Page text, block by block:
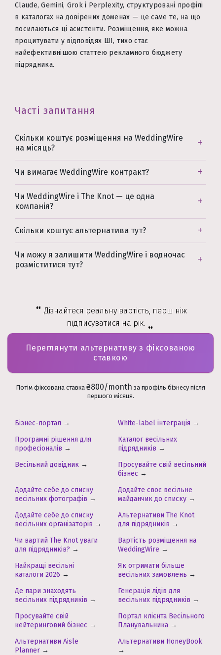
Claude, Gemini, Grok і Perplexity, структуровані профілі
в каталогах на довірених доменах — це саме те, на що
посилаються ці асистенти. Розміщення, яке можна
процитувати у відповідях ШІ, тихо стає
найефективнішою статтею рекламного бюджету
підрядника.
Часті запитання
Скільки коштує розміщення на WeddingWire
на місяць?
Чи вимагає WeddingWire контракт?
Чи WeddingWire і The Knot — це одна
компанія?
Скільки коштує альтернатива тут?
Чи можу я залишити WeddingWire і водночас
розміститися тут?
Дізнайтеся реальну вартість, перш ніж
підписуватися на рік.
Переглянути альтернативу з фіксованою
ставкою
Потім фіксована ставка ₴800/month за профіль бізнесу після
першого місяця.
Бізнес-портал → White-label інтеграція →
Програмні рішення для
професіоналів →
Каталог весільних
підрядників →
Весільний довідник →
Просувайте свій весільний
бізнес →
Додайте себе до списку
весільних фотографів →
Додайте своє весільне
майданчик до списку →
Додайте себе до списку
весільних організаторів →
Альтернативи The Knot
для підрядників →
Чи вартий The Knot уваги
для підрядників? →
Вартість розміщення на
WeddingWire →
Найкращі весільні
каталоги 2026 →
Як отримати більше
весільних замовлень →
Де пари знаходять
весільних підрядників →
Генерація лідів для
весільних підрядників →
Просувайте свій
кейтеринговий бізнес →
Портал клієнта Весільного
Планувальника →
Альтернативи Aisle
Planner →
Альтернативи HoneyBook
→